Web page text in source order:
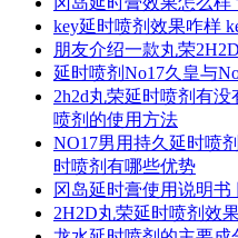
key延时喷剂效果咋样
朋友介绍一款丸荣
延时喷剂No17久皇与
2h2d丸荣延时喷剂有
喷剂的使用方法
NO17男用持久延时喷
时喷剂有哪些优势
冈岛延时膏使用说明
2H2D丸荣延时喷剂效